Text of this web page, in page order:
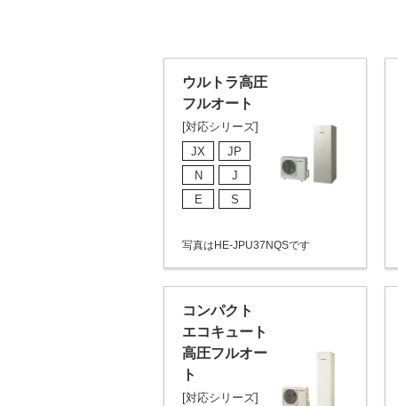
ウルトラ高圧
フルオート
[対応シリーズ]
JX
JP
N
J
E
S
写真はHE-JPU37NQSです
コンパクト
エコキュート
高圧フルオー
ト
[対応シリーズ]